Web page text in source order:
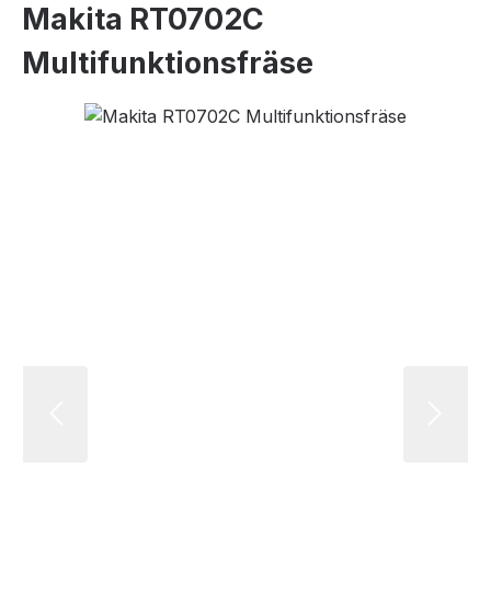
Makita RT0702C
Multifunktionsfräse
Bildergalerie überspringen